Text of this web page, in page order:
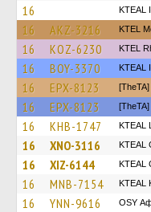
16 KTEAL
16 AKZ-3216 KTEL
16 KOZ-6230 KTEL
16 BOY-3370 KTEAL
16 EPX-8123
16 EPX-8123
16 KHB-1747 KTEAL
16 XNO-3116 KTEAL
16 XIZ-6144 KTEAL
16 MNB-7154 KTEAL
16 YNN-9616 OSY